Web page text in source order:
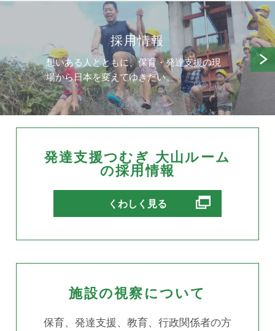
採用情報
想いある人とともに、保育・発達支援の現
場から日本を変えてゆきたい。
発達支援つむぎ 大山ルーム
の採用情報
くわしく見る別ウィンドウで開きます
施設の視察について
保育、発達支援、教育、行政関係者の方